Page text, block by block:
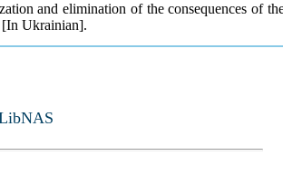
and elimination of the consequences of
Ukrainian].